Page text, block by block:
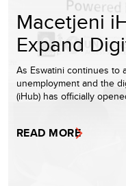
Macetjeni
Expand
As Eswatini continues to
unemployment and the
(iHub) has officially
READ MORE